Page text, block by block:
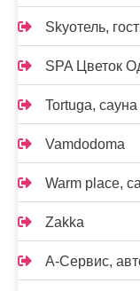
Skyотель,
SPA Цветок
Tortuga, сауна
Vamdodoma
Warm place,
Zakka
А-Сервис,